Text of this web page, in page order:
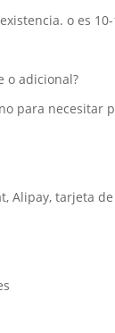
o es
o adicional?
para necesitar
Alipay, tarjeta